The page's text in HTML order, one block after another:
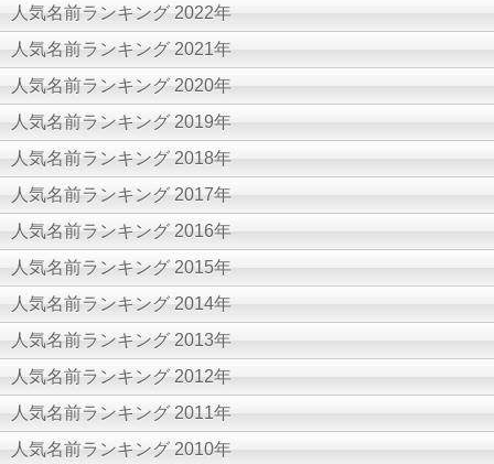
人気名前ランキング 2022年
人気名前ランキング 2021年
人気名前ランキング 2020年
人気名前ランキング 2019年
人気名前ランキング 2018年
人気名前ランキング 2017年
人気名前ランキング 2016年
人気名前ランキング 2015年
人気名前ランキング 2014年
人気名前ランキング 2013年
人気名前ランキング 2012年
人気名前ランキング 2011年
人気名前ランキング 2010年